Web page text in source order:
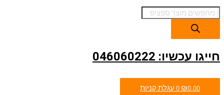
חייגו עכשיו: 046060222
₪0.00
0 עגלת קניות